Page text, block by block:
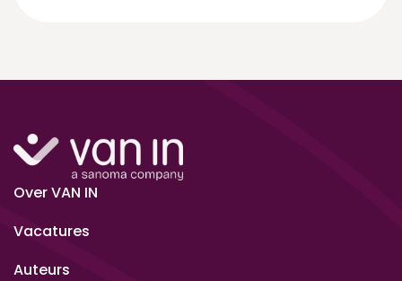
Over VAN IN
Vacatures
Auteurs